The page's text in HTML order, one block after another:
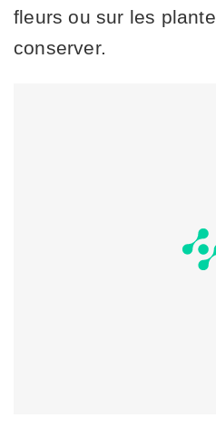
fleurs ou sur les
conserver.